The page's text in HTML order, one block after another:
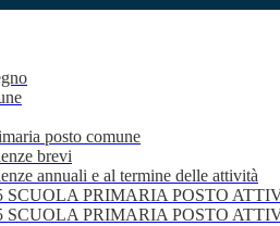
posto comune
brevi
annuali e al termine delle attività
SCUOLA PRIMARIA POSTO
SCUOLA PRIMARIA POSTO